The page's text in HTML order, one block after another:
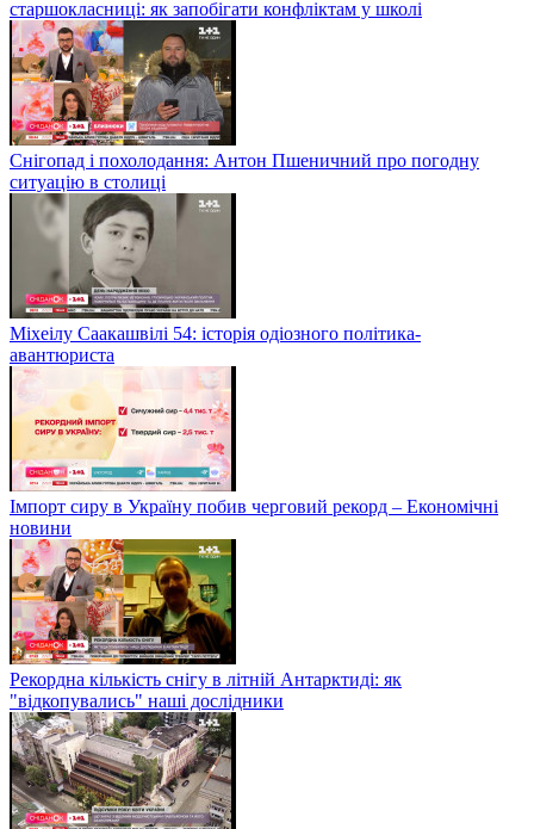
старшокласниці: як запобігати конфліктам у школі
Снігопад і похолодання: Антон Пшеничний про погодну
ситуацію в столиці
Міхеілу Саакашвілі 54: історія одіозного політика-
авантюриста
Імпорт сиру в Україну побив черговий рекорд – Економічні
новини
Рекордна кількість снігу в літній Антарктиді: як
"відкопувались" наші дослідники